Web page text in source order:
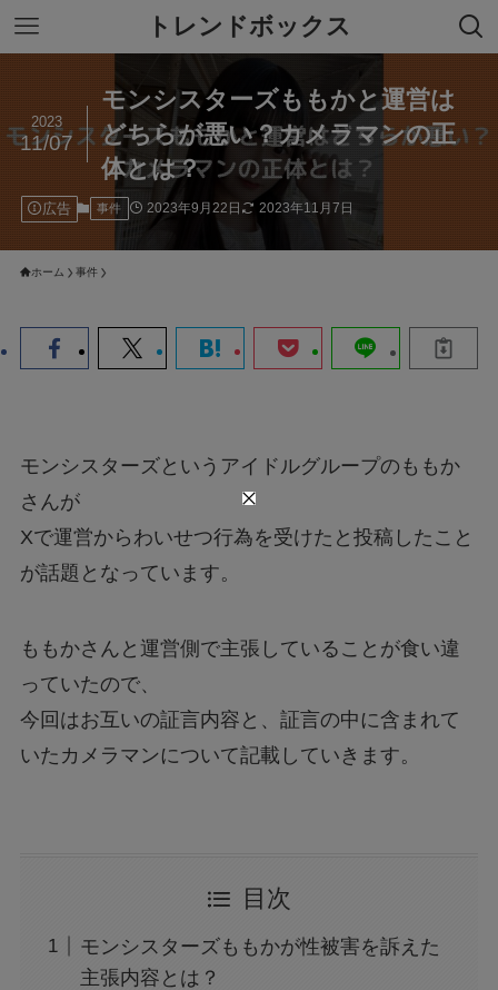
トレンドボックス
モンシスターズももかと運営は
どちらが悪い？カメラマンの正
体とは？
2023
11/07
広告 事件 2023年9月22日 2023年11月7日
ホーム 事件
モンシスターズというアイドルグループのももか
さんが
Xで運営からわいせつ行為を受けたと投稿したこと
が話題となっています。
ももかさんと運営側で主張していることが食い違
っていたので、
今回はお互いの証言内容と、証言の中に含まれて
いたカメラマンについて記載していきます。
目次
モンシスターズももかが性被害を訴えた
主張内容とは？